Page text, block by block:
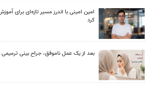
امین امینی با اندرز مسیر تازه‌ای برای
کرد
بعد از یک عمل ناموفق، جراح بینی ترمیمی